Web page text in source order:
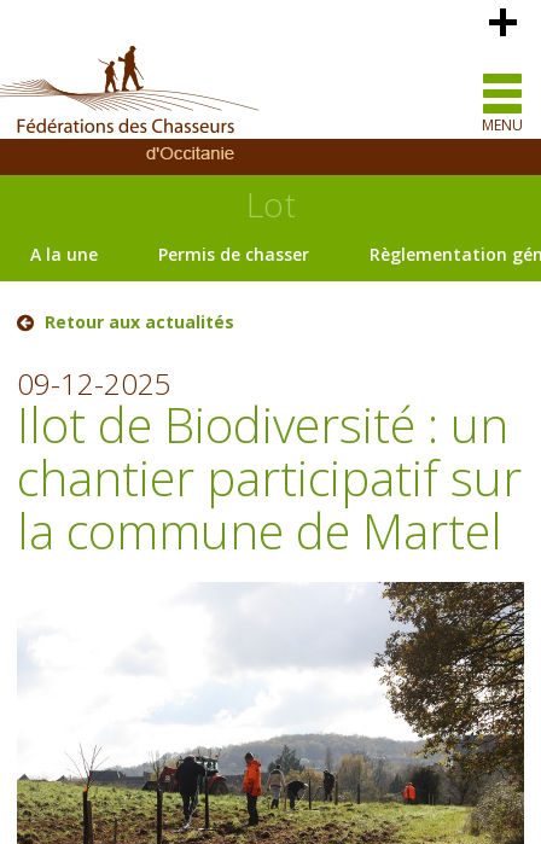
MENU
Lot
A la une Permis de chasser Règlementation
Retour aux actualités
09-12-2025
Ilot de Biodiversité : un
chantier participatif sur
la commune de Martel